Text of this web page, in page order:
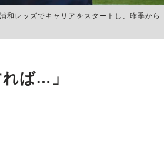
和レッズでキャリアをスタートし、昨季から
ば…」